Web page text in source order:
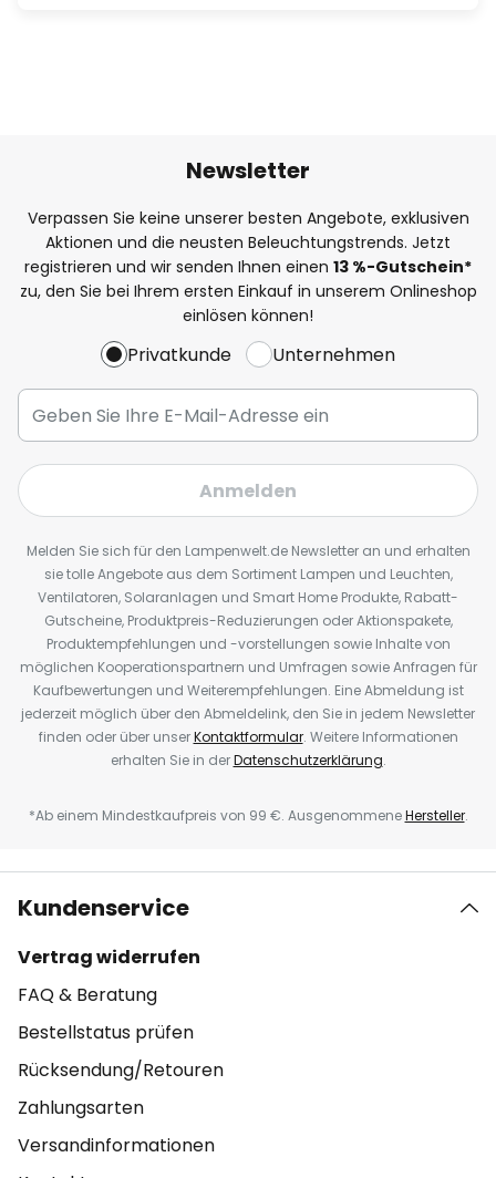
Newsletter
Verpassen Sie keine unserer besten Angebote, exklusiven
Aktionen und die neusten Beleuchtungstrends. Jetzt
registrieren und wir senden Ihnen einen 13 %-Gutschein*
zu, den Sie bei Ihrem ersten Einkauf in unserem Onlineshop
einlösen können!
Privatkunde Unternehmen
Anmelden
Melden Sie sich für den Lampenwelt.de Newsletter an und erhalten
sie tolle Angebote aus dem Sortiment Lampen und Leuchten,
Ventilatoren, Solaranlagen und Smart Home Produkte, Rabatt-
Gutscheine, Produktpreis-Reduzierungen oder Aktionspakete,
Produktempfehlungen und -vorstellungen sowie Inhalte von
möglichen Kooperationspartnern und Umfragen sowie Anfragen für
Kaufbewertungen und Weiterempfehlungen. Eine Abmeldung ist
jederzeit möglich über den Abmeldelink, den Sie in jedem Newsletter
finden oder über unserKontaktformular. Weitere Informationen
erhalten Sie in derDatenschutzerklärung.
*Ab einem Mindestkaufpreis von 99 €. AusgenommeneHersteller.
Kundenservice
Vertrag widerrufen
FAQ & Beratung
Bestellstatus prüfen
Rücksendung/Retouren
Zahlungsarten
Versandinformationen